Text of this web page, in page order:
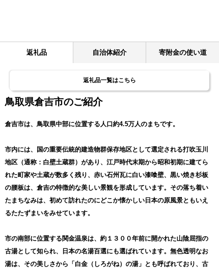
返礼品 自治体紹介 寄附金の使い道
返礼品一覧はこちら
鳥取県倉吉市のご紹介
倉吉市は、鳥取県中部に位置する人口約4.5万人のまちです。
市内には、国の重要伝統的建造物群保存地区として選定される打吹玉川
地区（通称：白壁土蔵群）があり、江戸時代末期から昭和初期に建てら
れた町家や土蔵が数多く残り、赤い石州瓦に白い漆喰壁、黒い焼き杉板
の腰板は、倉吉の特徴的な美しい景観を形成しています。その落ち着い
たまちなみは、初めて訪れたのにどこか懐かしい日本の原風景ともいえ
るたたずまいをみせています。
市の南部に位置する関金温泉は、約１３００年前に開かれた山陰屈指の
古湯として知られ、日本の名湯百選にも選ばれています。無色透明なお
湯は、その美しさから「白金（しろがね）の湯」とも呼ばれており、古